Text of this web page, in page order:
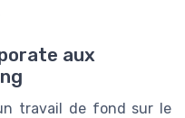
aux
travail de fond sur le